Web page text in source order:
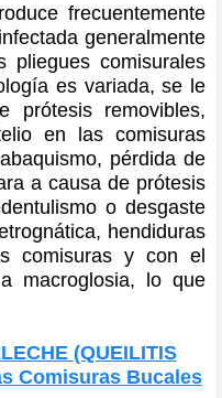
frecuentemente
generalmente
pliegues comisurales
es variada, se le
prótesis removibles,
en las comisuras
pérdida de
a causa de prótesis
o desgaste
hendiduras
comisuras y con el
macroglosia, lo que
(QUEILITIS
Comisuras Bucales